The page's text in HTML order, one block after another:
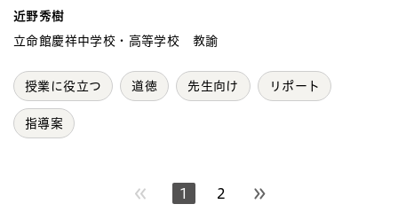
近野秀樹
立命館慶祥中学校・高等学校 教諭
授業に役立つ 道徳 先生向け リポート
指導案
1 2 次のページへ